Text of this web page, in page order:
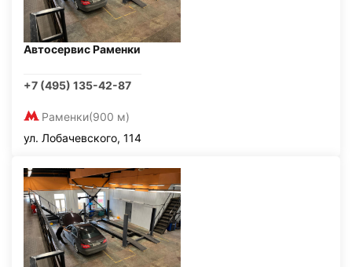
Автосервис Раменки
+7 (495) 135-42-87
Раменки(900 м)
ул. Лобачевского, 114